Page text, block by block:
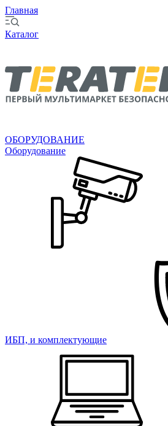
Главная
Каталог
ОБОРУДОВАНИЕ
Оборудование
ИБП, и комплектующие